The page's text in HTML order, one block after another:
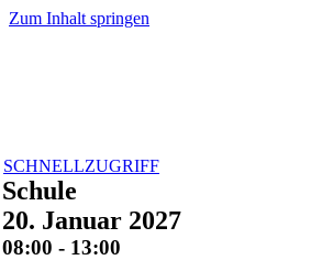
Zum Inhalt springen
SCHNELLZUGRIFF
Schule
20. Januar 2027
08:00 - 13:00